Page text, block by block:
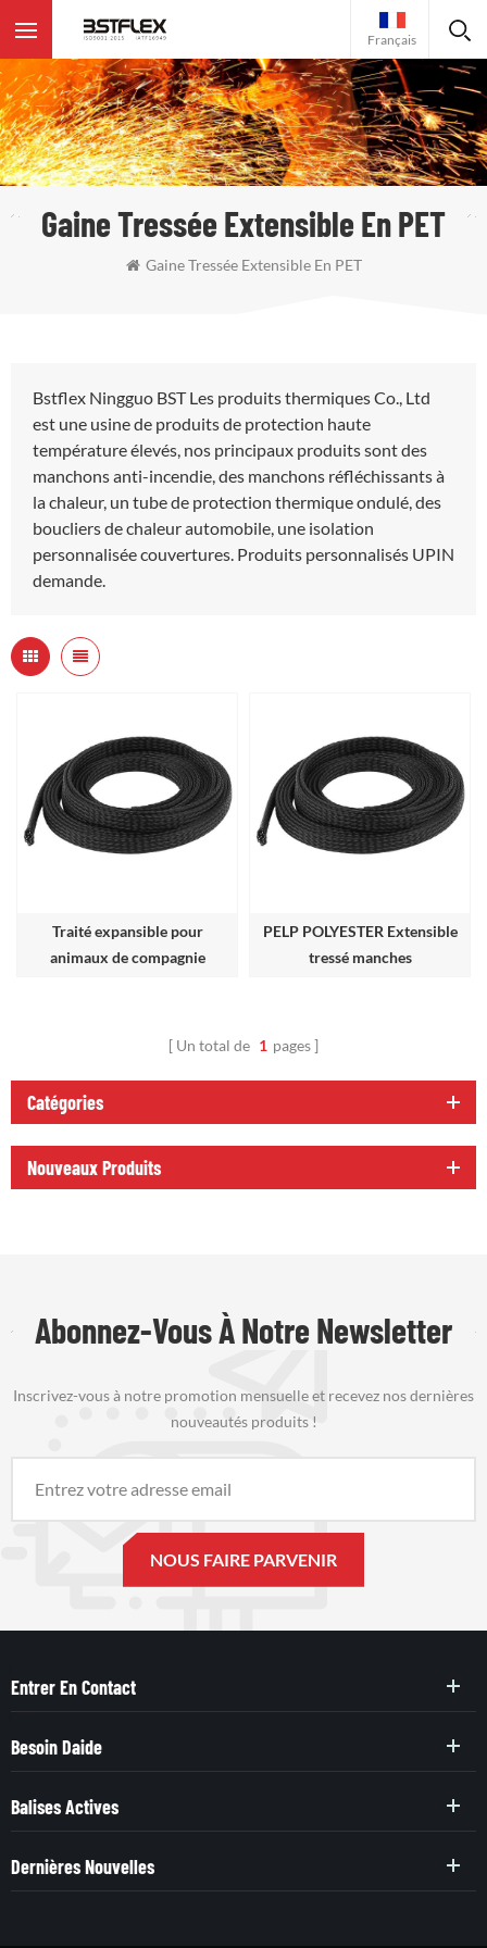
Français
Gaine Tressée Extensible En PET
Gaine Tressée Extensible En PET
Bstflex Ningguo BST Les produits thermiques Co., Ltd
est une usine de produits de protection haute
température élevés, nos principaux produits sont des
manchons anti-incendie, des manchons réfléchissants à
la chaleur, un tube de protection thermique ondulé, des
boucliers de chaleur automobile, une isolation
personnalisée couvertures. Produits personnalisés UPIN
demande.
Traité expansible pour
animaux de compagnie
PELP POLYESTER Extensible
tressé manches
Un total de 1 pages
Catégories
Nouveaux Produits
Abonnez-Vous À Notre Newsletter
Inscrivez-vous à notre promotion mensuelle et recevez nos dernières
nouveautés produits !
Entrer En Contact
Besoin Daide
Balises Actives
Dernières Nouvelles